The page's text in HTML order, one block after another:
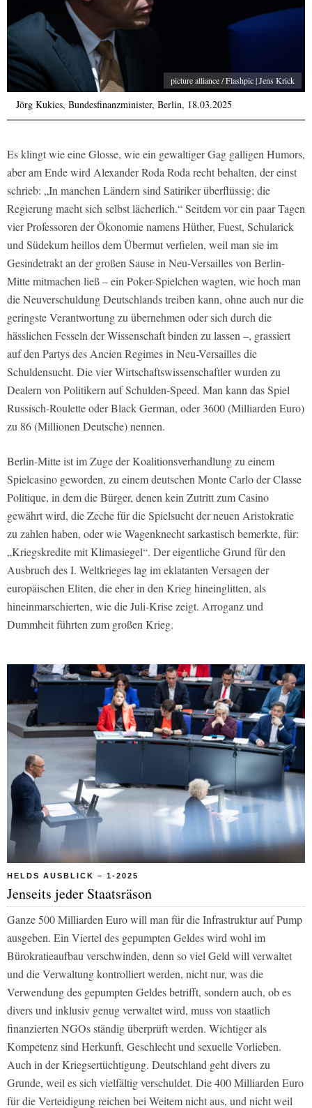
picture alliance / Flashpic | Jens Krick
Jörg Kukies, Bundesfinanzminister, Berlin, 18.03.2025
Es klingt wie eine Glosse, wie ein gewaltiger Gag galligen Humors,
aber am Ende wird Alexander Roda Roda recht behalten, der einst
schrieb: „In manchen Ländern sind Satiriker überflüssig; die
Regierung macht sich selbst lächerlich.“ Seitdem vor ein paar Tagen
vier Professoren der Ökonomie namens Hüther, Fuest, Schularick
und Südekum heillos dem Übermut verfielen, weil man sie im
Gesindetrakt an der großen Sause in Neu-Versailles von Berlin-
Mitte mitmachen ließ – ein Poker-Spielchen wagten, wie hoch man
die Neuverschuldung Deutschlands treiben kann, ohne auch nur die
geringste Verantwortung zu übernehmen oder sich durch die
hässlichen Fesseln der Wissenschaft binden zu lassen –, grassiert
auf den Partys des Ancien Regimes in Neu-Versailles die
Schuldensucht. Die vier Wirtschaftswissenschaftler wurden zu
Dealern von Politikern auf Schulden-Speed. Man kann das Spiel
Russisch-Roulette oder Black German, oder 3600 (Milliarden Euro)
zu 86 (Millionen Deutsche) nennen.
Berlin-Mitte ist im Zuge der Koalitionsverhandlung zu einem
Spielcasino geworden, zu einem deutschen Monte Carlo der Classe
Politique, in dem die Bürger, denen kein Zutritt zum Casino
gewährt wird, die Zeche für die Spielsucht der neuen Aristokratie
zu zahlen haben, oder wie Wagenknecht sarkastisch bemerkte, für:
„Kriegskredite mit Klimasiegel“. Der eigentliche Grund für den
Ausbruch des I. Weltkrieges lag im eklatanten Versagen der
europäischen Eliten, die eher in den Krieg hineinglitten, als
hineinmarschierten, wie die Juli-Krise zeigt. Arroganz und
Dummheit führten zum großen Krieg.
HELDS AUSBLICK – 1-2025
Jenseits jeder Staatsräson
Ganze 500 Milliarden Euro will man für die Infrastruktur auf Pump
ausgeben. Ein Viertel des gepumpten Geldes wird wohl im
Bürokratieaufbau verschwinden, denn so viel Geld will verwaltet
und die Verwaltung kontrolliert werden, nicht nur, was die
Verwendung des gepumpten Geldes betrifft, sondern auch, ob es
divers und inklusiv genug verwaltet wird, muss von staatlich
finanzierten NGOs ständig überprüft werden. Wichtiger als
Kompetenz sind Herkunft, Geschlecht und sexuelle Vorlieben.
Auch in der Kriegsertüchtigung. Deutschland geht divers zu
Grunde, weil es sich vielfältig verschuldet. Die 400 Milliarden Euro
für die Verteidigung reichen bei Weitem nicht aus, und nicht weil